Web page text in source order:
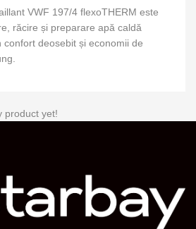
VWF 197/4 flexoTHERM este
răcire și preparare apă caldă
confort deosebit și economii de
product yet!